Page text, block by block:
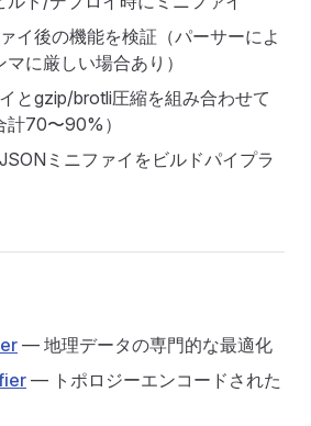
イ後の機能を検証（パーサーによ
に厳しい場合あり）
とgzip/brotli圧縮を組み合わせて
70〜90%）
ミニファイをビルドパイプラ
— 地理データの専門的な最適化
— トポロジーエンコードされた